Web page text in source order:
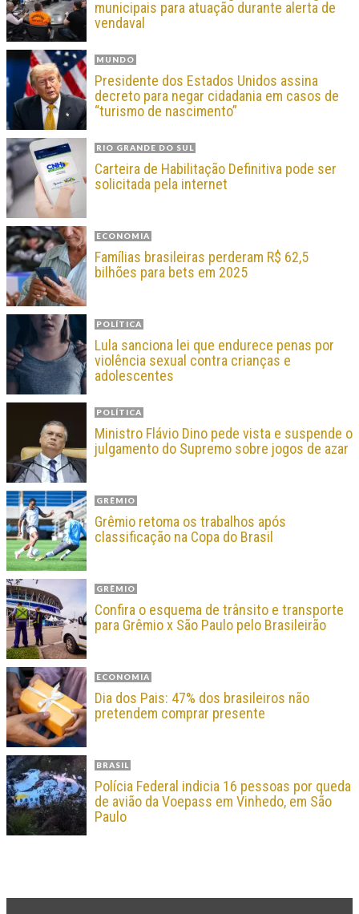
municipais para atuação durante alerta de
vendaval
MUNDO
Presidente dos Estados Unidos assina
decreto para negar cidadania em casos de
“turismo de nascimento”
RIO GRANDE DO SUL
Carteira de Habilitação Definitiva pode ser
solicitada pela internet
ECONOMIA
Famílias brasileiras perderam R$ 62,5
bilhões para bets em 2025
POLÍTICA
Lula sanciona lei que endurece penas por
violência sexual contra crianças e
adolescentes
POLÍTICA
Ministro Flávio Dino pede vista e suspende o
julgamento do Supremo sobre jogos de azar
GRÊMIO
Grêmio retoma os trabalhos após
classificação na Copa do Brasil
GRÊMIO
Confira o esquema de trânsito e transporte
para Grêmio x São Paulo pelo Brasileirão
ECONOMIA
Dia dos Pais: 47% dos brasileiros não
pretendem comprar presente
BRASIL
Polícia Federal indicia 16 pessoas por queda
de avião da Voepass em Vinhedo, em São
Paulo